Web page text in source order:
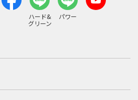
ハード&
グリーン
パワー